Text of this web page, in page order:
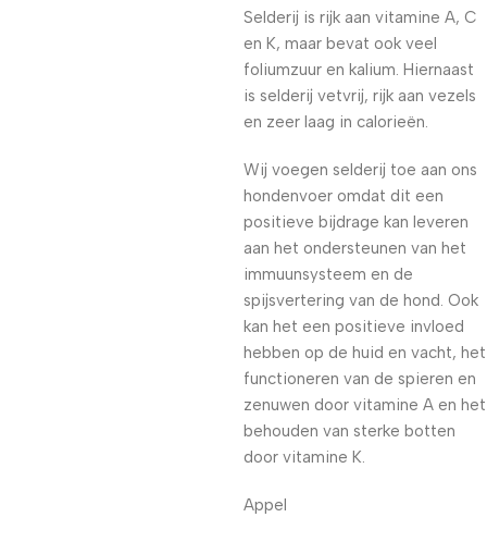
Selderij is rijk aan vitamine A, C
en K, maar bevat ook veel
foliumzuur en kalium. Hiernaast
is selderij vetvrij, rijk aan vezels
en zeer laag in calorieën.
Wij voegen selderij toe aan ons
hondenvoer omdat dit een
positieve bijdrage kan leveren
aan het ondersteunen van het
immuunsysteem en de
spijsvertering van de hond. Ook
kan het een positieve invloed
hebben op de huid en vacht, het
functioneren van de spieren en
zenuwen door vitamine A en het
behouden van sterke botten
door vitamine K.
Appel